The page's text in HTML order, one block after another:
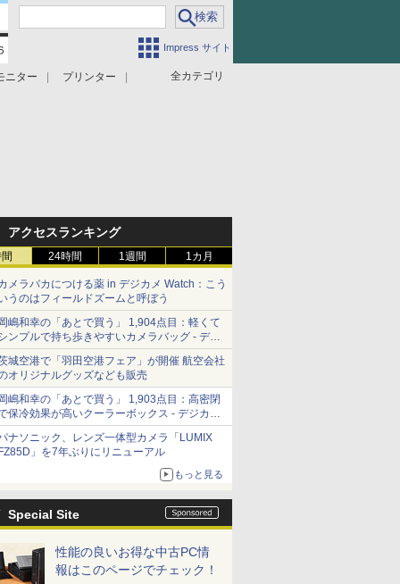
Impress サイト
全カテゴリ
ニター プリンター
アクセスランキング
24時間 1週間 1カ月
メラバカにつける薬 in デジカメ Watch：こう
うのはフィールドズームと呼ぼう
嶋和幸の「あとで買う」 1,904点目：軽くて
ンプルで持ち歩きやすいカメラバッグ - デジ
メ Watch
城空港で「羽田空港フェア」が開催 航空会社
オリジナルグッズなども販売
嶋和幸の「あとで買う」 1,903点目：高密閉
保冷効果が高いクーラーボックス - デジカメ
ナソニック、レンズ一体型カメラ「LUMIX
」を7年ぶりにリニューアル
もっと見る
Special Site
性能の良いお得な中古PC情
報はこのページでチェック！